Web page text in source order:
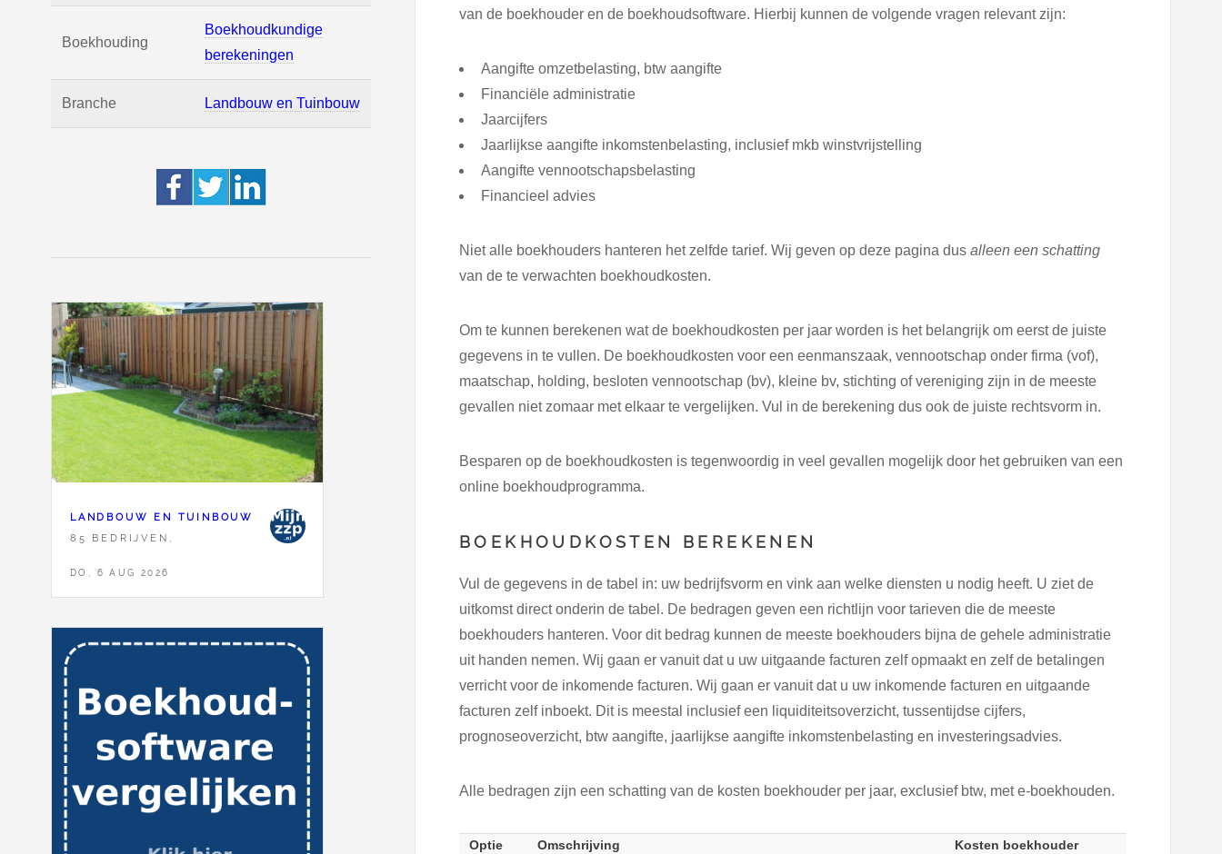
Boekhouding
Boekhoudkundige
berekeningen
Branche Landbouw en Tuinbouw
LANDBOUW EN TUINBOUW
85 BEDRIJVEN,
DO, 6 AUG 2026
van de boekhouder en de boekhoudsoftware. Hierbij kunnen de volgende vragen relevant zijn:
Aangifte omzetbelasting, btw aangifte
Financiële administratie
Jaarcijfers
Jaarlijkse aangifte inkomstenbelasting, inclusief mkb winstvrijstelling
Aangifte vennootschapsbelasting
Financieel advies
Niet alle boekhouders hanteren het zelfde tarief. Wij geven op deze pagina dus alleen een schatting
van de te verwachten boekhoudkosten.
Om te kunnen berekenen wat de boekhoudkosten per jaar worden is het belangrijk om eerst de juiste
gegevens in te vullen. De boekhoudkosten voor een eenmanszaak, vennootschap onder firma (vof),
maatschap, holding, besloten vennootschap (bv), kleine bv, stichting of vereniging zijn in de meeste
gevallen niet zomaar met elkaar te vergelijken. Vul in de berekening dus ook de juiste rechtsvorm in.
Besparen op de boekhoudkosten is tegenwoordig in veel gevallen mogelijk door het gebruiken van een
online boekhoudprogramma.
BOEKHOUDKOSTEN BEREKENEN
Vul de gegevens in de tabel in: uw bedrijfsvorm en vink aan welke diensten u nodig heeft. U ziet de
uitkomst direct onderin de tabel. De bedragen geven een richtlijn voor tarieven die de meeste
boekhouders hanteren. Voor dit bedrag kunnen de meeste boekhouders bijna de gehele administratie
uit handen nemen. Wij gaan er vanuit dat u uw uitgaande facturen zelf opmaakt en zelf de betalingen
verricht voor de inkomende facturen. Wij gaan er vanuit dat u uw inkomende facturen en uitgaande
facturen zelf inboekt. Dit is meestal inclusief een liquiditeitsoverzicht, tussentijdse cijfers,
prognoseoverzicht, btw aangifte, jaarlijkse aangifte inkomstenbelasting en investeringsadvies.
Alle bedragen zijn een schatting van de kosten boekhouder per jaar, exclusief btw, met e-boekhouden.
Optie Omschrijving Kosten boekhouder